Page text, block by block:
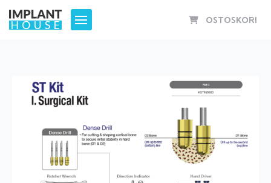
OSTOSKORI
Home/ Kitit/ ST Implant Surgical Kit (KSTIN3000)